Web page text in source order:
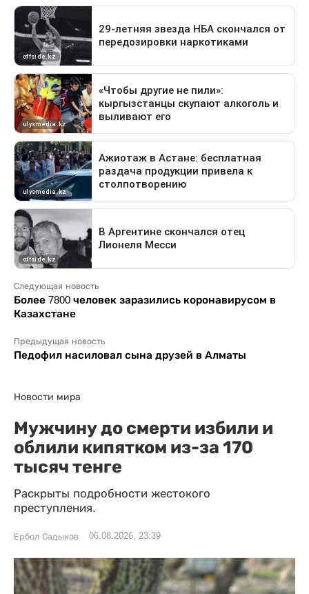
Следующая новость
Более 7800 человек заразились коронавирусом в
Казахстане
Предыдущая новость
Педофил насиловал сына друзей в Алматы
Новости мира
Мужчину до смерти избили и
облили кипятком из-за 170
тысяч тенге
Раскрыты подробности жестокого
преступления.
Ербол Садыков 06.08.2026, 23:39